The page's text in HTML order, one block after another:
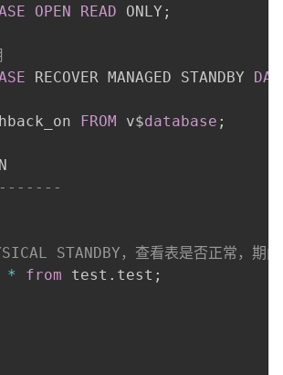
OPEN READ ONLY ;
RECOVER MANAGED STANDBY
FROM v$database ;
STANDBY，查看表是否正常，期
* from test . test ;